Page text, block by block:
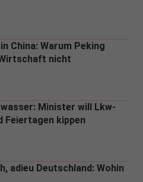
China: Warum Peking
nicht
Minister will Lkw-
Feiertagen kippen
adieu Deutschland: Wohin